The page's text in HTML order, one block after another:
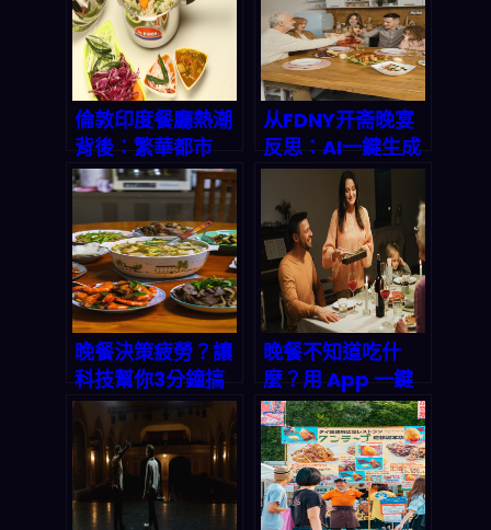
倫敦印度餐廳熱潮
背後：繁華都市
裡，你家的晚餐怎
麼辦？
从FDNY开斋晚宴
反思：AI一鍵生成
三餸一湯，告別晚
餐選擇困難
晚餐決策疲勞？讓
科技幫你3分鐘搞
定三餸一湯！
晚餐不知道吃什
麼？用 App 一鍵
生成完美三餸一
湯，讓全家都開心